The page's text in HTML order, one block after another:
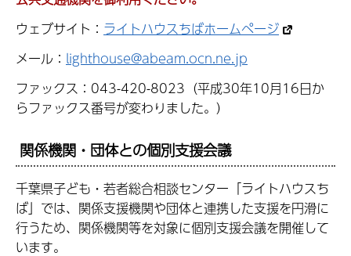
ウェブサイト： ライトハウスちばホームページ
メール： lighthouse@abeam.ocn.ne.jp
ファックス：043-420-8023（平成30年10月16日か
らファックス番号が変わりました。）
関係機関・団体との個別支援会議
千葉県子ども・若者総合相談センター「ライトハウスち
ば」では、関係支援機関や団体と連携した支援を円滑に
行うため、関係機関等を対象に個別支援会議を開催して
います。